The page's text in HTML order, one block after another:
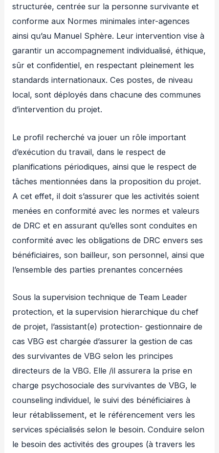
structurée, centrée sur la personne survivante et
conforme aux Normes minimales inter-agences
ainsi qu’au Manuel Sphère. Leur intervention vise à
garantir un accompagnement individualisé, éthique,
sûr et confidentiel, en respectant pleinement les
standards internationaux. Ces postes, de niveau
local, sont déployés dans chacune des communes
d’intervention du projet.
Le profil recherché va jouer un rôle important
d’exécution du travail, dans le respect de
planifications périodiques, ainsi que le respect de
tâches mentionnées dans la proposition du projet.
A cet effet, il doit s’assurer que les activités soient
menées en conformité avec les normes et valeurs
de DRC et en assurant qu’elles sont conduites en
conformité avec les obligations de DRC envers ses
bénéficiaires, son bailleur, son personnel, ainsi que
l’ensemble des parties prenantes concernées
Sous la supervision technique de Team Leader
protection, et la supervision hierarchique du chef
de projet, l’assistant(e) protection- gestionnaire de
cas VBG est chargée d’assurer la gestion de cas
des survivantes de VBG selon les principes
directeurs de la VBG. Elle /il assurera la prise en
charge psychosociale des survivantes de VBG, le
counseling individuel, le suivi des bénéficiaires à
leur rétablissement, et le référencement vers les
services spécialisés selon le besoin. Conduire selon
le besoin des activités des groupes (à travers les